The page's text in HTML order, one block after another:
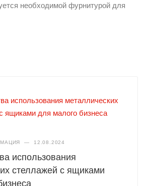
необходимой фурнитурой для
— 12.08.2024
использования
стеллажей с ящиками